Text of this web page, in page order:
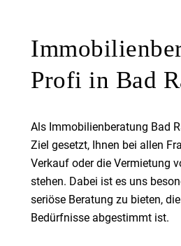
Profi in Bad
Als Immobilienberatung Bad
Ziel gesetzt, Ihnen bei allen
Verkauf oder die Vermietung
stehen. Dabei ist es uns
seriöse Beratung zu bieten,
Bedürfnisse abgestimmt ist.